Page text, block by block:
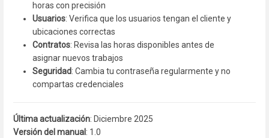
horas con precisión
Usuarios: Verifica que los usuarios tengan el cliente y
ubicaciones correctas
Contratos: Revisa las horas disponibles antes de
asignar nuevos trabajos
Seguridad: Cambia tu contraseña regularmente y no
compartas credenciales
Última actualización: Diciembre 2025
Versión del manual : 1.0